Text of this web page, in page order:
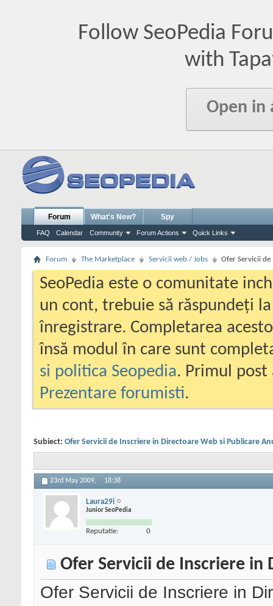
Follow SeoPedia
with
Open in
Forum
FAQ Calendar Community Forum Actions Quick Links
What's New? Spy
Forum The Marketplace Servicii web / Jobs Ofer Servicii
SeoPedia este o comunitate
un cont, trebuie să răspundeți
înregistrare. Completarea
însă modul în care sunt
si politica Seopedia. Primul
Prezentare forumisti.
Subiect: Ofer Servicii de Inscriere in Directoare Web si Publicare
23rd May 2009, 18:38
Laura29i
Junior SeoPedia
Reputatie: 0
Ofer Servicii de Inscriere in
Ofer Servicii de Inscriere in